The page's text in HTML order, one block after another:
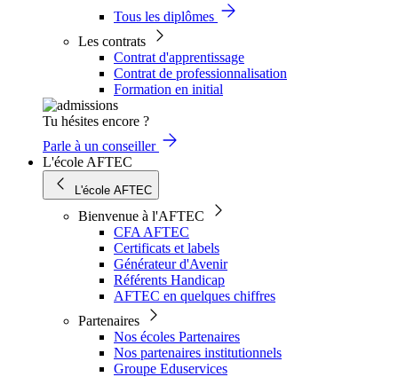
Tous les diplômes
Les contrats
Contrat d'apprentissage
Contrat de professionnalisation
Formation en initial
Tu hésites encore ?
Parle à un conseiller
L'école AFTEC
L'école AFTEC
Bienvenue à l'AFTEC
CFA AFTEC
Certificats et labels
Générateur d'Avenir
Référents Handicap
AFTEC en quelques chiffres
Partenaires
Nos écoles Partenaires
Nos partenaires institutionnels
Groupe Eduservices